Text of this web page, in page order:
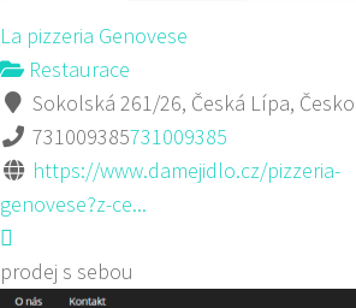
La pizzeria Genovese
Restaurace
Sokolská 261/26, Česká Lípa, Česko
731009385731009385
https://www.damejidlo.cz/pizzeria-
genovese?z-ce...
prodej s sebou